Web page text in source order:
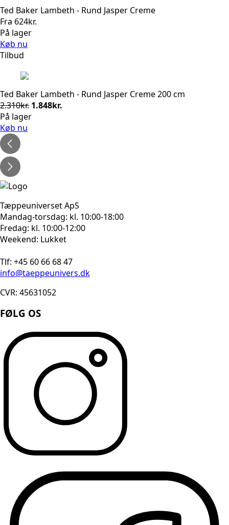
Ted Baker Lambeth - Rund Jasper Creme
Fra 624kr.
På lager
Køb nu
Tilbud
Ted Baker Lambeth - Rund Jasper Creme 200 cm
2.310kr. Den
oprindelige
1.848kr.
På lager
Køb nu
Tæppeuniverset ApS
Mandag-torsdag: kl. 10:00-18:00
Fredag: kl. 10:00-12:00
Weekend: Lukket
Tlf: +45 60 66 68 47
info@taeppeunivers.dk
CVR: 45631052
FØLG OS